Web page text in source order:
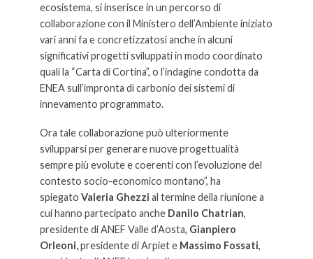
ecosistema, si inserisce in un percorso di
collaborazione con il Ministero dell’Ambiente iniziato
vari anni fa e concretizzatosi anche in alcuni
significativi progetti sviluppati in modo coordinato
quali la “Carta di Cortina”, o l’indagine condotta da
ENEA sull’impronta di carbonio dei sistemi di
innevamento programmato.
Ora tale collaborazione può ulteriormente
svilupparsi per generare nuove progettualità
sempre più evolute e coerenti con l’evoluzione del
contesto socio-economico montano”, ha
spiegato Valeria Ghezzi al termine della riunione a
cui hanno partecipato anche Danilo Chatrian,
presidente di ANEF Valle d’Aosta, Gianpiero
Orleoni,presidente di Arpiet e Massimo Fossati,